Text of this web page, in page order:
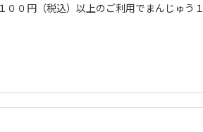
００円（税込）以上のご利用でまんじゅう１